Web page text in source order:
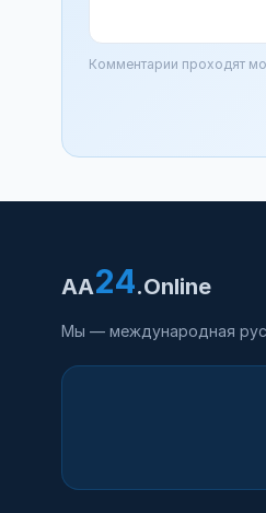
Комментарии проходят
AA24.Online
Мы — международная